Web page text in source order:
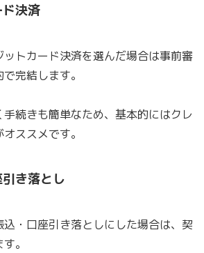
決済
トカード決済を選んだ場合は事前審
完結します。
続きも簡単なため、基本的にはクレ
ススメです。
き落とし
・口座引き落としにした場合は、契
。